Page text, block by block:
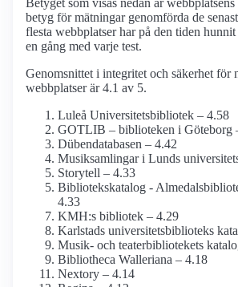
betyg för mätningar genomförda de
flesta webbplatser har på den tiden hunnit
en gång med varje test.
Genomsnittet i integritet och säkerhet för
webbplatser är 4.1 av 5.
Luleå Universitetsbibliotek – 4.58
GOTLIB – biblioteken i Göteborg
Dübendatabasen – 4.42
Musiksamlingar i Lunds
Storytell – 4.33
Bibliotekskatalog -
4.33
KMH:s bibliotek – 4.29
Karlstads universitetsbiblioteks
Musik- och teaterbibliotekets
Bibliotheca Walleriana – 4.18
Nextory – 4.14